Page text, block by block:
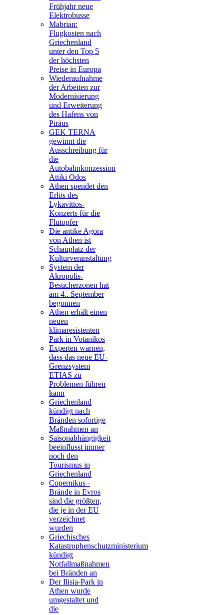
Frühjahr neue
Elektrobusse
Mabrian:
Flugkosten nach
Griechenland
unter den Top 5
der höchsten
Preise in Europa
Wiederaufnahme
der Arbeiten zur
Modernisierung
und Erweiterung
des Hafens von
Piräus
GEK TERNA
gewinnt die
Ausschreibung für
die
Autobahnkonzession
Attiki Odos
Athen spendet den
Erlös des
Lykavittos-
Konzerts für die
Flutopfer
Die antike Agora
von Athen ist
Schauplatz der
Kulturveranstaltung
System der
Akropolis-
Besucherzonen hat
am 4.. September
begonnen
Athen erhält einen
neuen
klimaresistenten
Park in Votanikos
Experten warnen,
dass das neue EU-
Grenzsystem
ETIAS zu
Problemen führen
kann
Griechenland
kündigt nach
Bränden sofortige
Maßnahmen an
Saisonabhängigkeit
beeinflusst immer
noch den
Tourismus in
Griechenland
Copernikus -
Brände in Evros
sind die größten,
die je in der EU
verzeichnet
wurden
Griechisches
Katastrophenschutzministerium
kündigt
Notfallmaßnahmen
bei Bränden an
Der Ilisia-Park in
Athen wurde
umgestaltet und
die